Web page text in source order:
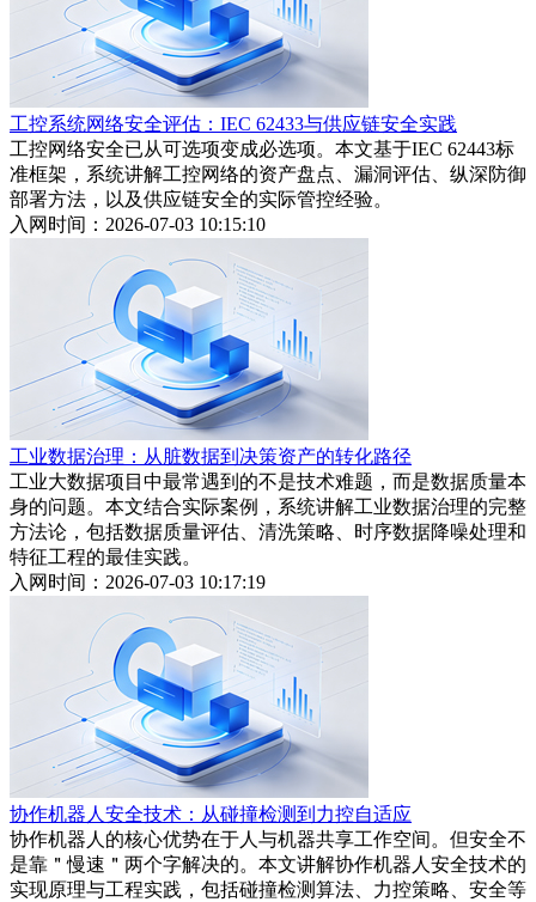
工控系统网络安全评估：IEC 62433与供应链安全实践
工控网络安全已从可选项变成必选项。本文基于IEC 62443标
准框架，系统讲解工控网络的资产盘点、漏洞评估、纵深防御
部署方法，以及供应链安全的实际管控经验。
入网时间：2026-07-03 10:15:10
工业数据治理：从脏数据到决策资产的转化路径
工业大数据项目中最常遇到的不是技术难题，而是数据质量本
身的问题。本文结合实际案例，系统讲解工业数据治理的完整
方法论，包括数据质量评估、清洗策略、时序数据降噪处理和
特征工程的最佳实践。
入网时间：2026-07-03 10:17:19
协作机器人安全技术：从碰撞检测到力控自适应
协作机器人的核心优势在于人与机器共享工作空间。但安全不
是靠＂慢速＂两个字解决的。本文讲解协作机器人安全技术的
实现原理与工程实践，包括碰撞检测算法、力控策略、安全等